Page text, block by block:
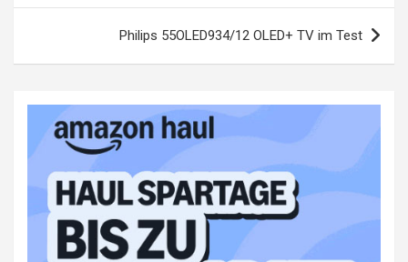
Philips 55OLED934/12 OLED+ TV im Test